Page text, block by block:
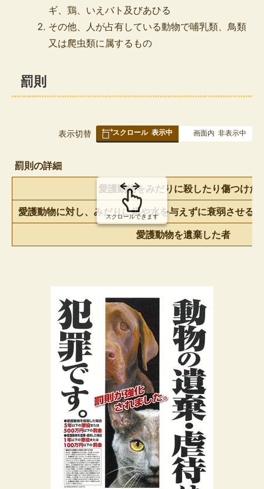
ギ、鶏、いえバト及びあひる
その他、人が占有している動物で哺乳類、鳥類
又は爬虫類に属するもの
罰則
表
み
の
表示切替 スクロール 表示中 画面内 非表示中
罰則の詳細
愛護動物をみだりに殺したり傷つけた
愛護動物に対し、みだりに餌や水を与えずに衰弱させる
愛護動物を遺棄した者
スクロールできます